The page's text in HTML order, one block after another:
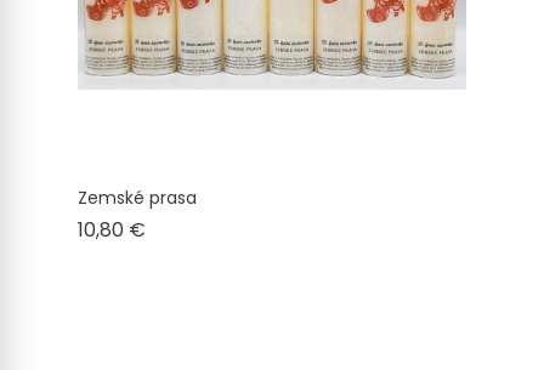
Zemské prasa
10,80 €